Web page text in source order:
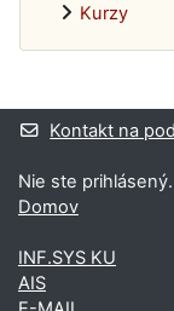
Kurzy
Dodatočné
Kontakt na
Nie ste
Domov
INF.SYS KU
AIS